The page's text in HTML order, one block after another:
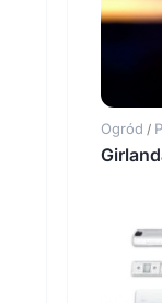
Ogród /